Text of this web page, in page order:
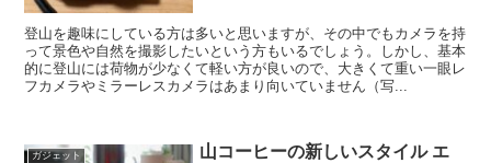
登山を趣味にしている方は多いと思いますが、その中でもカメラを持
って景色や自然を撮影したいという方もいるでしょう。しかし、基本
的に登山には荷物が少なくて軽い方が良いので、大きくて重い一眼レ
フカメラやミラーレスカメラはあまり向いていません（写...
ガジェット
山コーヒーの新しいスタイル エ